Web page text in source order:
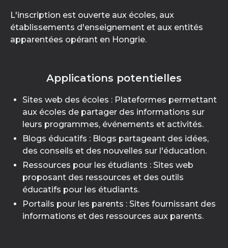
L'inscription est ouverte aux écoles, aux
établissements d'enseignement et aux entités
apparentées opérant en Hongrie.
Applications potentielles
Sites web des écoles : Plateformes permettant
aux écoles de partager des informations sur
leurs programmes, événements et activités.
Blogs éducatifs : Blogs partageant des idées,
des conseils et des nouvelles sur l'éducation.
Ressources pour les étudiants : Sites web
proposant des ressources et des outils
éducatifs pour les étudiants.
Portails pour les parents : Sites fournissant des
informations et des ressources aux parents.